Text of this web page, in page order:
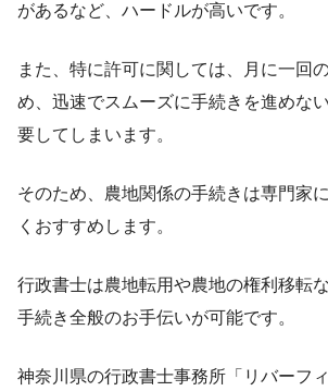
があるなど、ハードルが高いです。
また、特に許可に関しては、月に一回
め、迅速でスムーズに手続きを進めな
要してしまいます。
そのため、農地関係の手続きは専門家
くおすすめします。
行政書士は農地転用や農地の権利移転
手続き全般のお手伝いが可能です。
神奈川県の行政書士事務所「リバーフ